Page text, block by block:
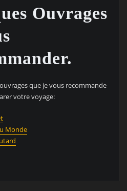
Ouvrages
que je vous recommande
votre voyage:
Monde